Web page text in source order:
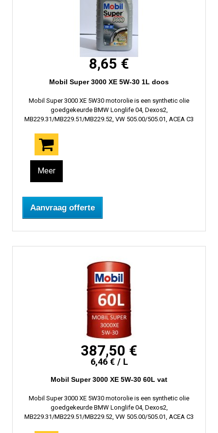
8,65 €
Mobil Super 3000 XE 5W-30 1L doos
Mobil Super 3000 XE 5W30 motorolie is een synthetic olie
goedgekeurde BMW Longlife 04, Dexos2,
MB229.31/MB229.51/MB229.52, VW 505.00/505.01, ACEA C3
Meer
Aanvraag offerte
387,50 €
6,46 € / L
Mobil Super 3000 XE 5W-30 60L vat
Mobil Super 3000 XE 5W30 motorolie is een synthetic olie
goedgekeurde BMW Longlife 04, Dexos2,
MB229.31/MB229.51/MB229.52, VW 505.00/505.01, ACEA C3